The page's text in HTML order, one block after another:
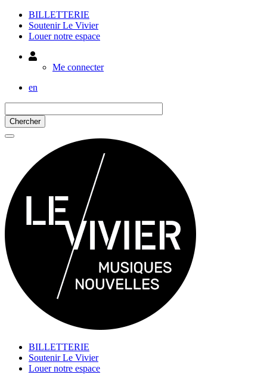
BILLETTERIE
Soutenir Le Vivier
Louer notre espace
Utilisateur
Me connecter
en
BILLETTERIE
Soutenir Le Vivier
Louer notre espace